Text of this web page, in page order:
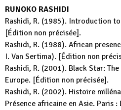
RUNOKO RASHIDI
Rashidi, R. (1985). Introduction
[Édition non précisée].
Rashidi, R. (1988). African
I. Van Sertima). [Édition non
Rashidi, R. (2001). Black Star:
Europe. [Édition non précisée].
Rashidi, R. (2002). Histoire
Présence africaine en Asie. Paris :